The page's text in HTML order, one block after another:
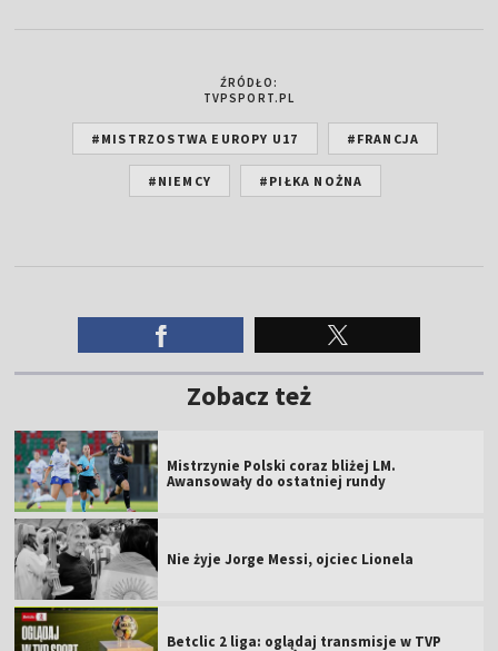
ŹRÓDŁO:
TVPSPORT.PL
#MISTRZOSTWA EUROPY U17 #FRANCJA
#NIEMCY #PIŁKA NOŻNA
Zobacz też
Mistrzynie Polski coraz bliżej LM.
Awansowały do ostatniej rundy
Nie żyje Jorge Messi, ojciec Lionela
Betclic 2 liga: oglądaj transmisje w TVP